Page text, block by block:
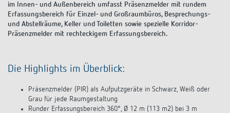
im Innen- und Außenbereich umfasst Präsenzmelder mit rundem
Erfassungsbereich für Einzel- und Großraumbüros, Besprechungs-
und Abstellräume, Keller und Toiletten sowie spezielle Korridor-
Präsenzmelder mit rechteckigem Erfassungsbereich.
Die Highlights im Überblick:
Präsenzmelder (PIR) als Aufputzgeräte in Schwarz, Weiß oder
Grau für jede Raumgestaltung
Runder Erfassungsbereich 360°, Ø 12 m (113 m2) bei 3 m